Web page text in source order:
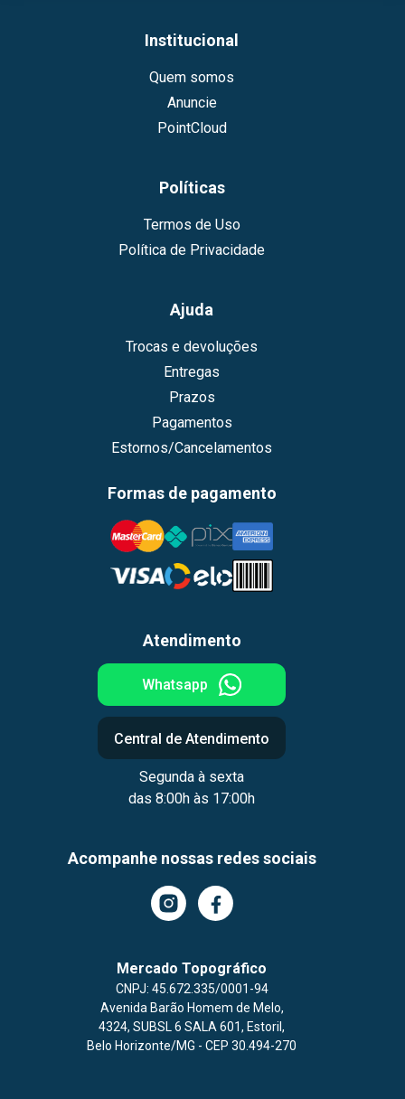
Institucional
Quem somos
Anuncie
PointCloud
Políticas
Termos de Uso
Política de Privacidade
Ajuda
Trocas e devoluções
Entregas
Prazos
Pagamentos
Estornos/Cancelamentos
Formas de pagamento
Atendimento
Whatsapp
Central de Atendimento
Segunda à sexta
das 8:00h às 17:00h
Acompanhe nossas redes sociais
Mercado Topográfico
CNPJ: 45.672.335/0001-94
Avenida Barão Homem de Melo,
4324, SUBSL 6 SALA 601, Estoril,
Belo Horizonte/MG - CEP 30.494-270